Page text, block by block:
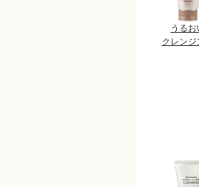
うるお
クレンジ